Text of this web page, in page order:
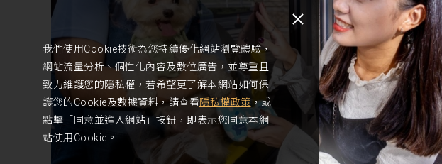
我們使用Cookie技術為您持續優化網站瀏覽體驗，
網站流量分析、個性化內容及數位廣告，並尊重且
致力維護您的隱私權，若希望更了解本網站如何保
護您的Cookie及數據資料，請查看隱私權政策 ，或
點擊「同意並進入網站」按鈕，即表示您同意本網
站使用Cookie。